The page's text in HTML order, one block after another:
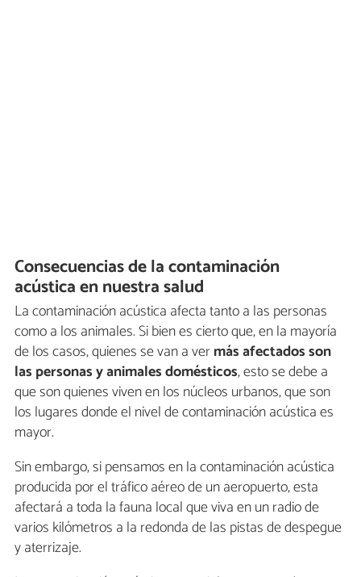
Consecuencias de la contaminación
acústica en nuestra salud
La contaminación acústica afecta tanto a las personas
como a los animales. Si bien es cierto que, en la mayoría
de los casos, quienes se van a vermás afectados son
las personas y animales domésticos, esto se debe a
que son quienes viven en los núcleos urbanos, que son
los lugares donde el nivel de contaminación acústica es
mayor.
Sin embargo, si pensamos en la contaminación acústica
producida por el tráfico aéreo de un aeropuerto, esta
afectará a toda la fauna local que viva en un radio de
varios kilómetros a la redonda de las pistas de despegue
y aterrizaje.